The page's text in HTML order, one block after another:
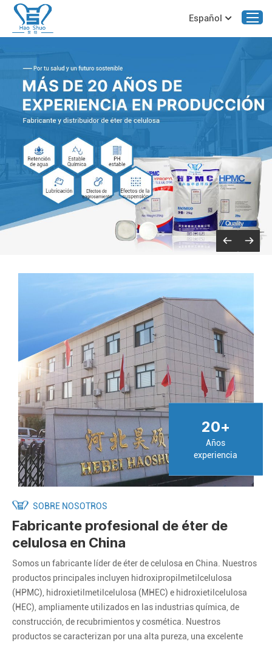
Español
20+
Años
experiencia
SOBRE NOSOTROS
Fabricante profesional de éter de
celulosa en China
Somos un fabricante líder de éter de celulosa en China. Nuestros
productos principales incluyen hidroxipropilmetilcelulosa
(HPMC), hidroxietilmetilcelulosa (MHEC) e hidroxietilcelulosa
(HEC), ampliamente utilizados en las industrias química, de
construcción, de recubrimientos y cosmética. Nuestros
productos se caracterizan por una alta pureza, una excelente